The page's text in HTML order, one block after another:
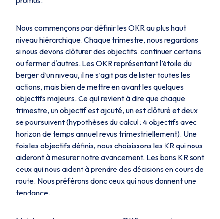
Nous commençons par définir les OKR au plus haut
niveau hiérarchique. Chaque trimestre, nous regardons
si nous devons clôturer des objectifs, continuer certains
ou fermer d'autres. Les OKR représentant l’étoile du
berger d’un niveau, il ne s’agit pas de lister toutes les
actions, mais bien de mettre en avant les quelques
objectifs majeurs. Ce qui revient à dire que chaque
trimestre, un objectif est ajouté, un est clôturé et deux
se poursuivent (hypothèses du calcul : 4 objectifs avec
horizon de temps annuel revus trimestriellement). Une
fois les objectifs définis, nous choisissons les KR qui nous
aideront à mesurer notre avancement. Les bons KR sont
ceux qui nous aident à prendre des décisions en cours de
route. Nous préférons donc ceux qui nous donnent une
tendance.